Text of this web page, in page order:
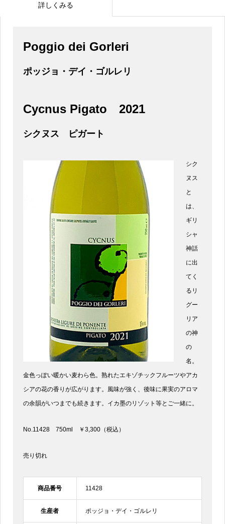
詳しくみる
Poggio dei Gorleri
ポッジョ・デイ・ゴルレリ
Cycnus Pigato 2021
シクヌス ピガート
シク
ヌス
と
は、
ギリ
シャ
神話
に出
てく
るリ
グー
リア
の神
の
名。
金色っぽい暖かい麦わら色。熟れたエキゾチックフルーツやアカ
シアの花の香りが広がります。風味が強く、後味に果実のアロマ
の余韻がいつまでも続きます。イカ墨のリゾット等とご一緒に。
No.11428 750ml ￥3,300（税込）
売り切れ
商品番号 11428
生産者 ポッジョ・デイ・ゴルレリ